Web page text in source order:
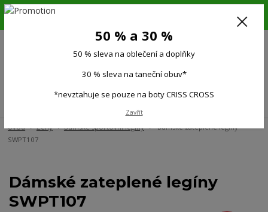
6.-16.8.26. DOVOLENÁ !!! 50 % SLEVA na všechno oblečení a doplňky !!!
(Po-Pá 9:00-15.00)
Úvod Ženy Dámské sportovní legíny
Dámské zateplené legíny
SWPT107
Dámské zateplené legíny
SWPT107
50 % a 30 %
50 % sleva na oblečení a doplňky
30 % sleva na taneční obuv*
*nevztahuje se pouze na boty CRISS CROSS
Zavřít